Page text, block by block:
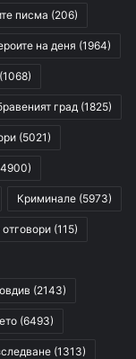
писма (206)
на деня (1964)
(1068)
град (1825)
(5021)
Криминале (5973)
(115)
(2143)
(6493)
(1313)